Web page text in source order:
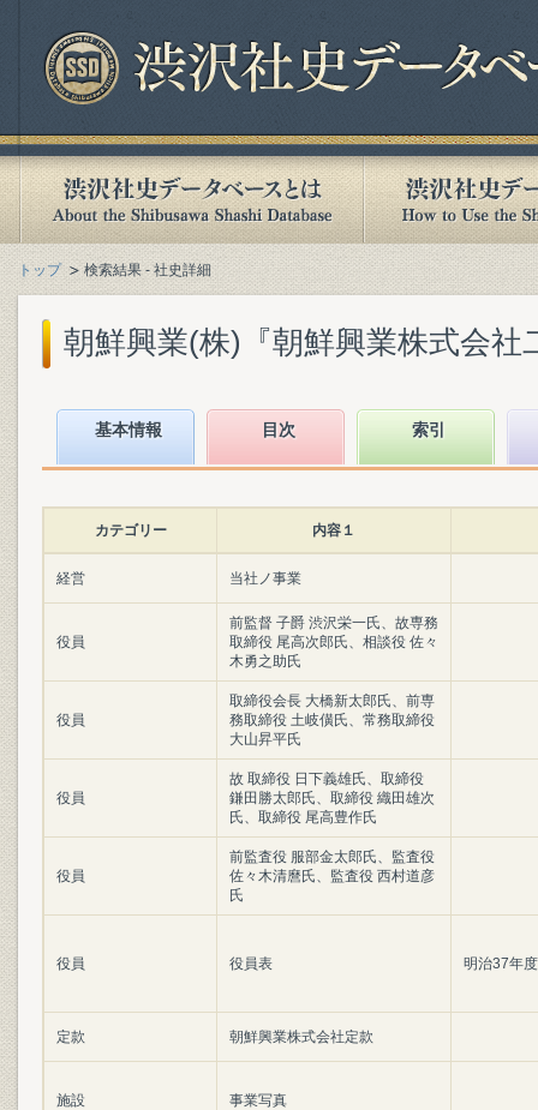
トップ 検索結果 - 社史詳細
朝鮮興業(株)『朝鮮興業株式会社
基本情報 目次 索引
カテゴリー 内容１
経営 当社ノ事業
役員
前監督 子爵 渋沢栄一氏、故専務
取締役 尾高次郎氏、相談役 佐々
木勇之助氏
役員
取締役会長 大橋新太郎氏、前専
務取締役 土岐僙氏、常務取締役
大山昇平氏
役員
故 取締役 日下義雄氏、取締役
鎌田勝太郎氏、取締役 織田雄次
氏、取締役 尾高豊作氏
役員
前監査役 服部金太郎氏、監査役
佐々木清麿氏、監査役 西村道彦
氏
役員 役員表 明治37年
定款 朝鮮興業株式会社定款
施設 事業写真